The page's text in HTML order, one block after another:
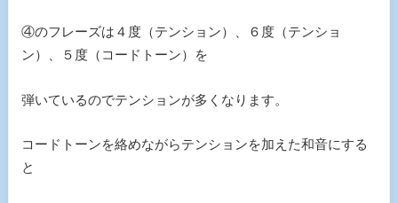
④のフレーズは４度（テンション）、６度（テンショ
ン）、５度（コードトーン）を
弾いているのでテンションが多くなります。
コードトーンを絡めながらテンションを加えた和音にする
と